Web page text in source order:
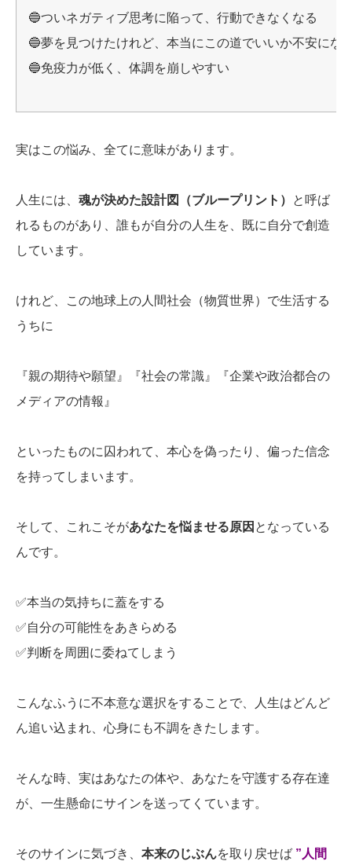
🔵ついネガティブ思考に陥って、行動できなくなる
🔵夢を見つけたけれど、本当にこの道でいいか不安にな
🔵免疫力が低く、体調を崩しやすい
実はこの悩み、全てに意味があります。
人生には、 魂が決めた設計図（ブループリント）
と呼ば
れるものがあり、誰もが自分の人生を、既に自分で創造
しています。
けれど、この地球上の人間社会（物質世界）で生活する
うちに
『親の期待や願望』『社会の常識』『企業や政治都合の
メディアの情報』
といったものに囚われて、本心を偽ったり、偏った信念
を持ってしまいます。
そして、これこそがあなたを悩ませる原因 となっている
んです。
✅本当の気持ちに蓋をする
✅自分の可能性をあきらめる
✅判断を周囲に委ねてしまう
こんなふうに不本意な選択をすることで、人生はどんど
ん追い込まれ、心身にも不調をきたします。
そんな時、実はあなたの体や、あなたを守護する存在達
が、一生懸命にサインを送ってくています。
そのサインに気づき、 本来のじぶんを取り戻せば ”人間